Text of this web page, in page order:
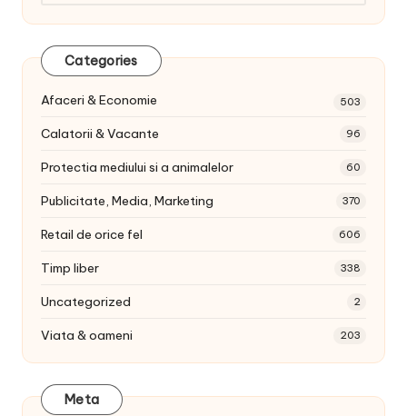
Categories
Afaceri & Economie 503
Calatorii & Vacante 96
Protectia mediului si a animalelor 60
Publicitate, Media, Marketing 370
Retail de orice fel 606
Timp liber 338
Uncategorized 2
Viata & oameni 203
Meta